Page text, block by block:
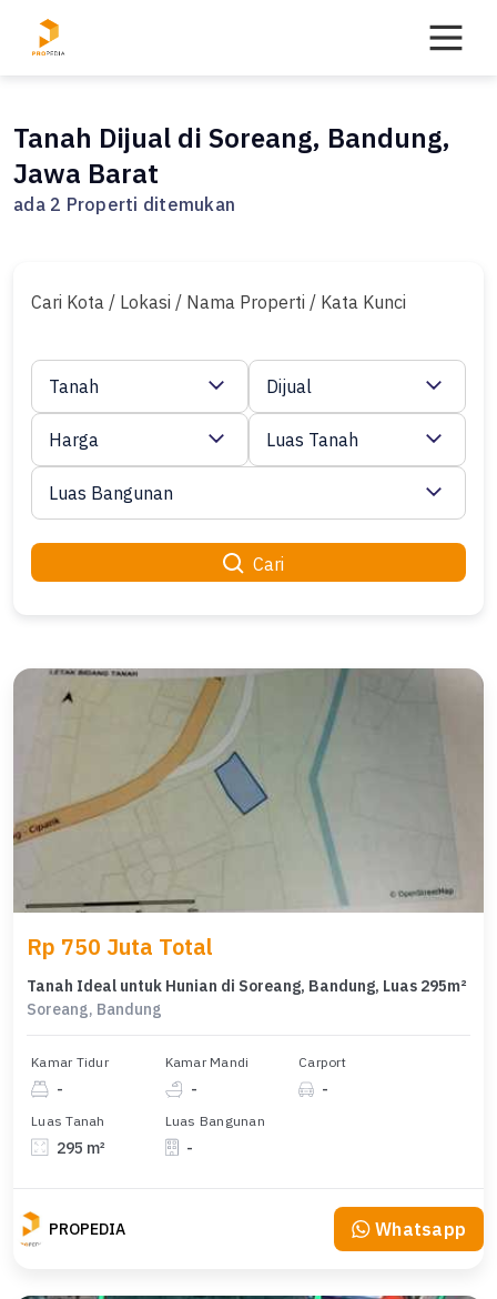
Tanah Dijual di Soreang, Bandung,
Jawa Barat
ada 2 Properti ditemukan
Cari Kota / Lokasi / Nama Properti / Kata Kunci
Cari
Tanah Dijual
Harga Luas Tanah
Luas Bangunan
Rp 750 Juta Total
Tanah Ideal untuk Hunian di Soreang, Bandung, Luas 295m²
Soreang, Bandung
Kamar Tidur
-
Kamar Mandi
-
Carport
-
Luas Tanah
295 m²
Luas Bangunan
-
PROPEDIA Whatsapp